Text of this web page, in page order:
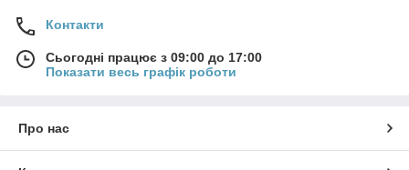
Контакти
Сьогодні працює з 09:00 до 17:00
Показати весь графік роботи
Про нас